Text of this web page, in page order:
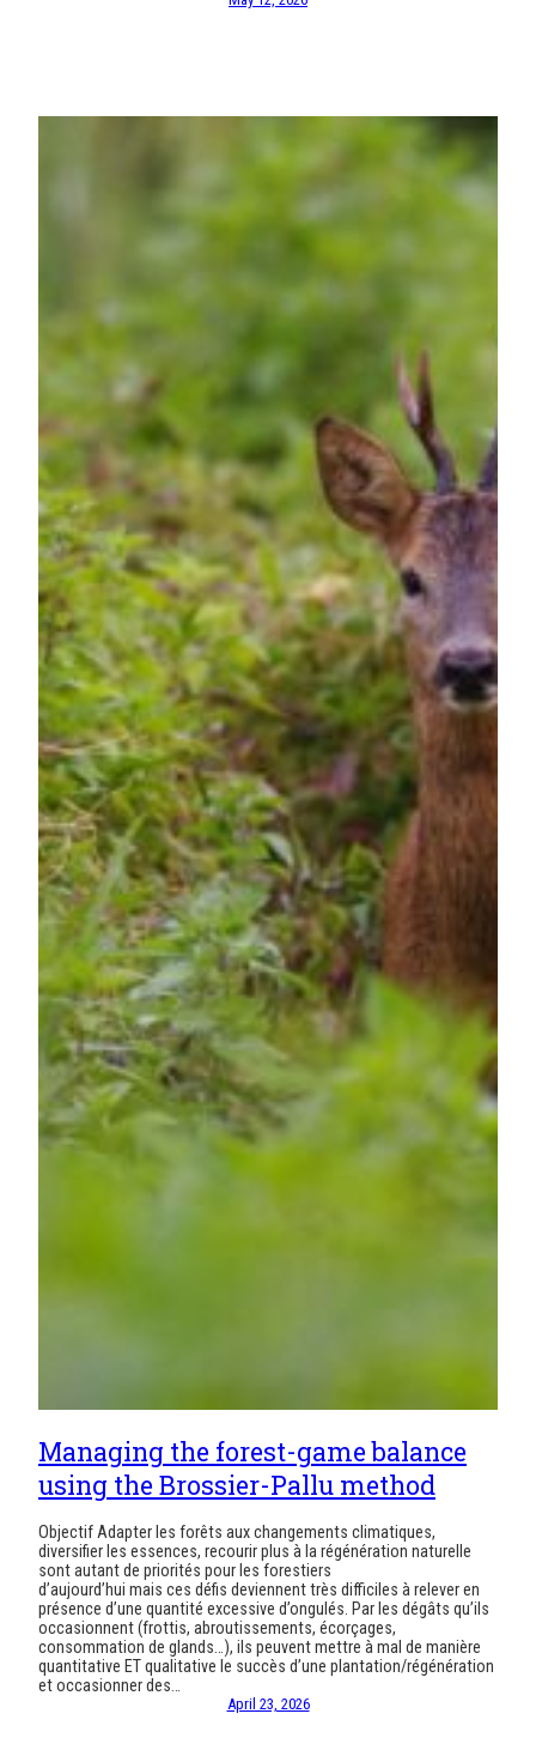
Managing the forest-game balance
using the Brossier-Pallu method
Objectif Adapter les forêts aux changements climatiques,
diversifier les essences, recourir plus à la régénération naturelle
sont autant de priorités pour les forestiers
d’aujourd’hui mais ces défis deviennent très difficiles à relever en
présence d’une quantité excessive d’ongulés. Par les dégâts qu’ils
occasionnent (frottis, abroutissements, écorçages,
consommation de glands…), ils peuvent mettre à mal de manière
quantitative ET qualitative le succès d’une plantation/régénération
et occasionner des…
April 23, 2026